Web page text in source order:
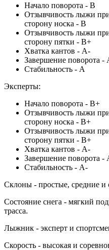
Начало поворота - В
Отзывчивость лыжи
сторону носка - В
Отзывчивость лыжи
сторону пятки - В+
Хватка кантов - А-
Завершение поворота -
Стабильность - А
Эксперты:
Начало поворота - В+
Отзывчивость лыжи
сторону носка - В+
Отзывчивость лыжи
сторону пятки - В+
Хватка кантов - А-
Завершение поворота -
Стабильность - А-
Склоны - простые, средние и
Состояние снега - мягкий
трасса.
Лыжник - эксперт и
Скорость - высокая и